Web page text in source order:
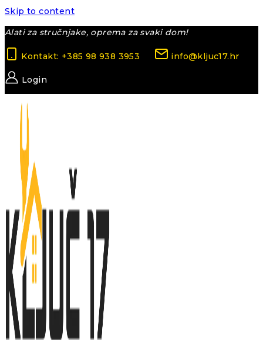
Skip to content
Alati za stručnjake, oprema za svaki dom!
Kontakt: +385 98 938 3953 info@kljuc17.hr
Login